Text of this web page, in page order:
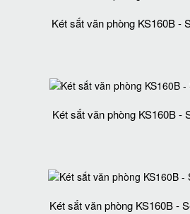
Két sắt văn phòng KS160B -
Két sắt văn phòng KS160B -
Két sắt văn phòng KS160B -